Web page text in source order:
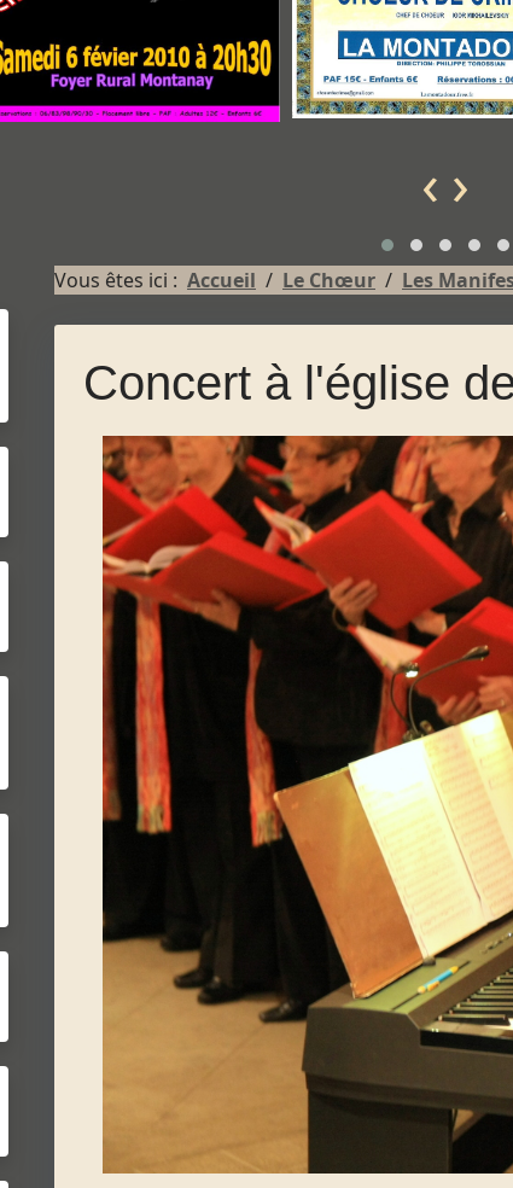
‹ ›
Vous êtes ici : Accueil Le Chœur Les
Concert à l'église